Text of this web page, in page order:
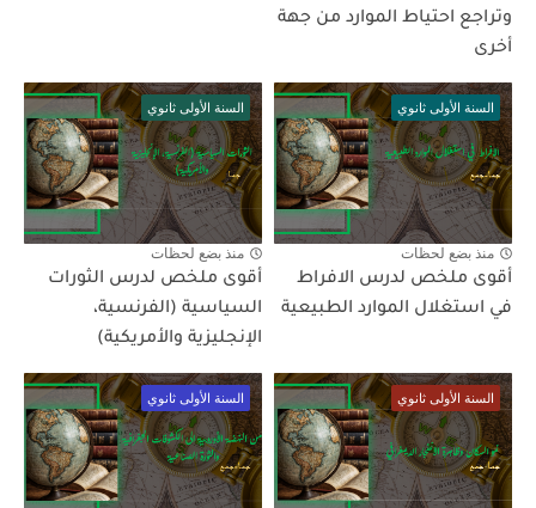
وتراجع احتياط الموارد من جهة
أخرى
السنة الأولى ثانوي
منذ بضع لحظات
أقوى ملخص لدرس الافراط
في استغلال الموارد الطبيعية
السنة الأولى ثانوي
منذ بضع لحظات
أقوى ملخص لدرس الثورات
السياسية (الفرنسية،
الإنجليزية والأمريكية)
السنة الأولى ثانوي السنة الأولى ثانوي